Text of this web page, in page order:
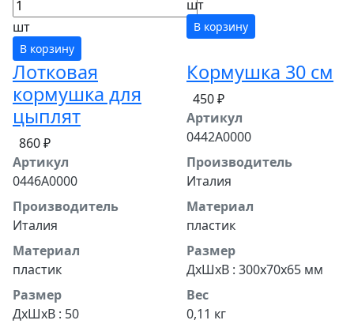
шт
В корзину
шт
В корзину
Лотковая
кормушка для
цыплят
860 ₽
Артикул
0446A0000
Производитель
Италия
Материал
пластик
Размер
ДхШхВ : 50
Кормушка 30 см
450 ₽
Артикул
0442A0000
Производитель
Италия
Материал
пластик
Размер
ДхШхВ : 300x70x65 мм
Вес
0,11 кг